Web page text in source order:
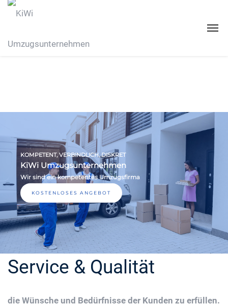
KOMPETENT, VERBINDLICH, DISKRET
KiWi Umzugsunternehmen
Wir sind ein kompetentes Umzugsfirma
KOSTENLOSES ANGEBOT
Service & Qualität
die Wünsche und Bedürfnisse der Kunden zu erfüllen.